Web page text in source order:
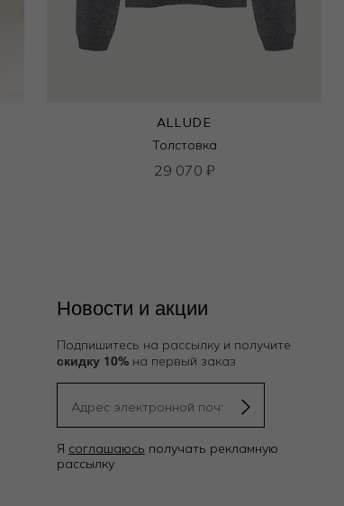
ALLUDE
Толстовка
29 070 ₽
Новости и акции
Подпишитесь на рассылку и получите
скидку 10%на первый заказ
Я соглашаюсь получать рекламную
рассылку